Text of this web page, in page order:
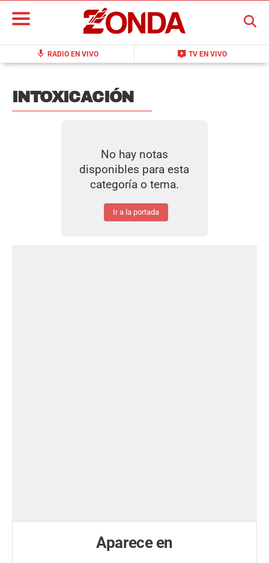
mic RADIO EN VIVO live_tv TV EN VIVO
BUSCAR
INTOXICACIÓN
No hay notas
disponibles para esta
categoría o tema.
Ir a la portada
Aparece en